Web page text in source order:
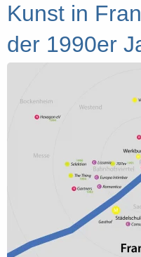
Kunst in
der 1990er